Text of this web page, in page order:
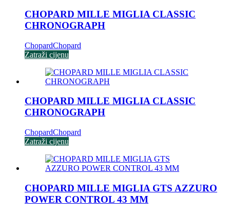
CHOPARD MILLE MIGLIA CLASSIC
CHRONOGRAPH
ChopardChopard
Zatraži cijenu
CHOPARD MILLE MIGLIA CLASSIC
CHRONOGRAPH
ChopardChopard
Zatraži cijenu
CHOPARD MILLE MIGLIA GTS AZZURO
POWER CONTROL 43 MM